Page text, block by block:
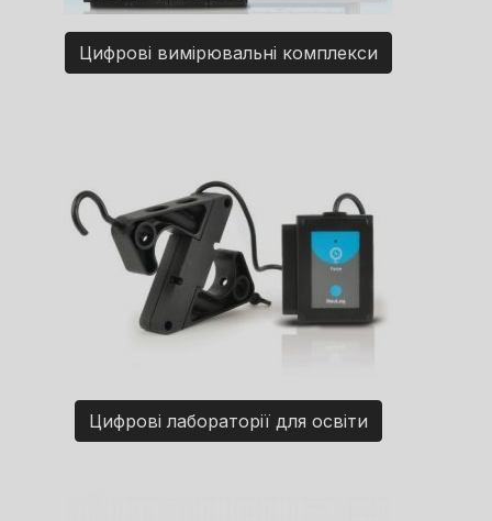
Цифрові вимірювальні комплекси
Цифрові лабораторії для освіти